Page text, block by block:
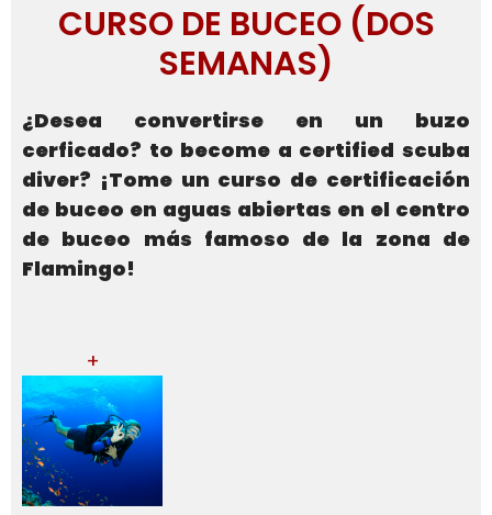
CURSO DE BUCEO (DOS
SEMANAS)
¿Desea convertirse en un buzo
cerficado? to become a certified scuba
diver? ¡Tome un curso de certificación
de buceo en aguas abiertas en el centro
de buceo más famoso de la zona de
Flamingo!
+